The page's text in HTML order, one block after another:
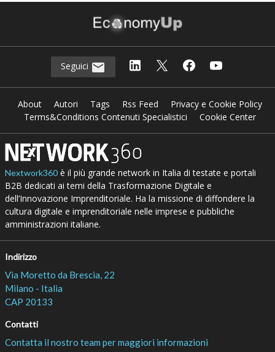
Seguici
About Autori Tags Rss Feed
Privacy e Cookie Policy
Terms&Conditions Contenuti Specialistici
Cookie Center
Nextwork360è il più grande network in Italia di testate e portali
B2B dedicati ai temi della Trasformazione Digitale e
dell’Innovazione Imprenditoriale. Ha la missione di diffondere la
cultura digitale e imprenditoriale nelle imprese e pubbliche
amministrazioni italiane.
Indirizzo
Via Moretto da Brescia, 22
Milano - Italia
CAP 20133
Contatti
Contatta il nostro team per maggiori informazioni